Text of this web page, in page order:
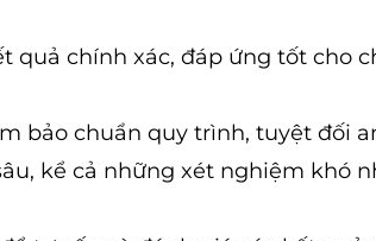
quả chính xác, đáp ứng tốt cho
bảo chuẩn quy trình, tuyệt đối
kể cả những xét nghiệm khó